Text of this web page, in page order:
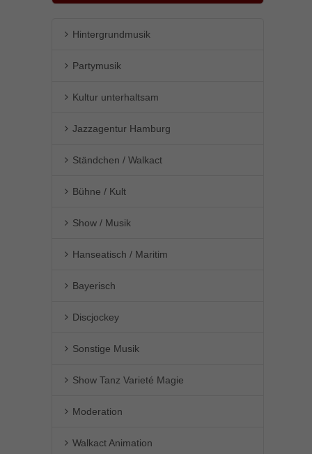
Hintergrundmusik
Partymusik
Kultur unterhaltsam
Jazzagentur Hamburg
Ständchen / Walkact
Bühne / Kult
Show / Musik
Hanseatisch / Maritim
Bayerisch
Discjockey
Sonstige Musik
Show Tanz Varieté Magie
Moderation
Walkact Animation